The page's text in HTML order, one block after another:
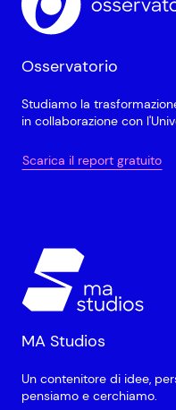
Osservatorio
Studiamo la
in collaborazione con
Scarica il report gratuito
MA Studios
Un contenitore di idee,
pensiamo e cerchiamo.